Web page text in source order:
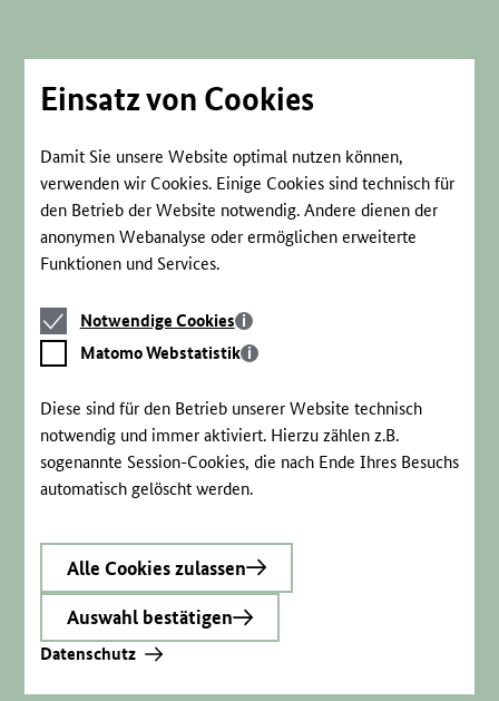
Einsatz von Cookies
Damit Sie unsere Website optimal nutzen können,
verwenden wir Cookies. Einige Cookies sind technisch für
den Betrieb der Website notwendig. Andere dienen der
anonymen Webanalyse oder ermöglichen erweiterte
Funktionen und Services.
Notwendige
Cookies
Notwendige Cookies
Matomo
Webstatistik
Matomo Webstatistik
Diese sind für den Betrieb unserer Website technisch
notwendig und immer aktiviert. Hierzu zählen z.B.
sogenannte Session-Cookies, die nach Ende Ihres Besuchs
automatisch gelöscht werden.
Alle Cookies zulassen
Auswahl bestätigen
Datenschutz